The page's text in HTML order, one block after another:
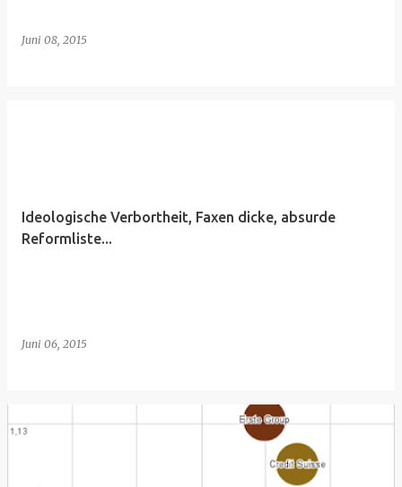
Juni 08, 2015
Ideologische Verbortheit, Faxen dicke, absurde
Reformliste...
Juni 06, 2015